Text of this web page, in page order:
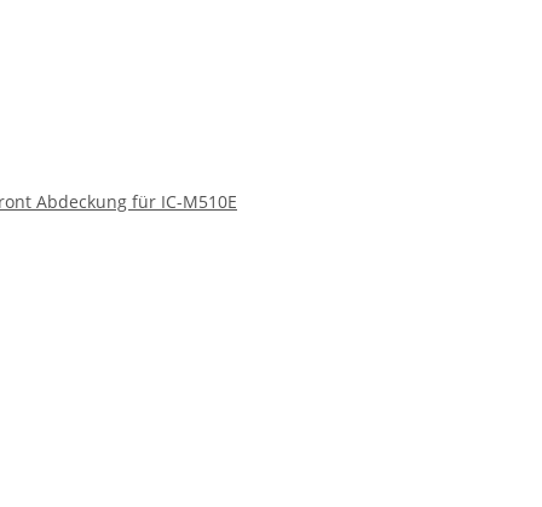
Abdeckung für IC-M510E